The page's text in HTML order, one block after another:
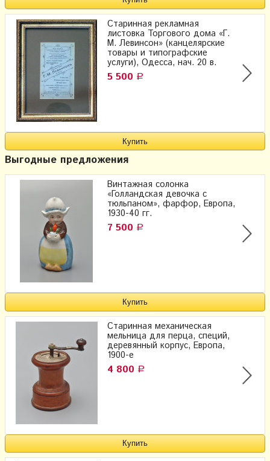
Старинная рекламная
листовка Торгового дома «Г.
М. Левинсон» (канцелярские
товары и типографские
услуги), Одесса, нач. 20 в.
5 500 Р
Выгодные предложения
Винтажная солонка
«Голландская девочка с
тюльпаном», фарфор, Европа,
1930-40 гг.
7 500 Р
Старинная механическая
мельница для перца, специй,
деревянный корпус, Европа,
1900-е
4 800 Р